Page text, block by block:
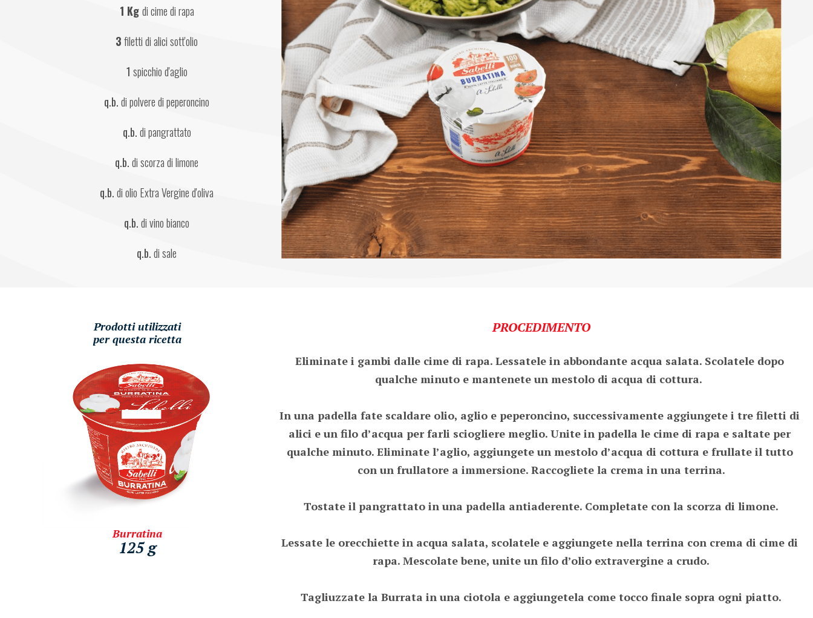
1 Kg di cime di rapa
3 filetti di alici sott'olio
1 spicchio d'aglio
q.b. di polvere di peperoncino
q.b. di pangrattato
q.b. di scorza di limone
q.b. di olio Extra Vergine d'oliva
q.b. di vino bianco
q.b. di sale
Prodotti utilizzati
per questa ricetta
Burratina
125 g
PROCEDIMENTO
Eliminate i gambi dalle cime di rapa. Lessatele in abbondante acqua salata. Scolatele dopo
qualche minuto e mantenete un mestolo di acqua di cottura.
In una padella fate scaldare olio, aglio e peperoncino, successivamente aggiungete i tre filetti di
alici e un filo d’acqua per farli sciogliere meglio. Unite in padella le cime di rapa e saltate per
qualche minuto. Eliminate l’aglio, aggiungete un mestolo d’acqua di cottura e frullate il tutto
con un frullatore a immersione. Raccogliete la crema in una terrina.
Tostate il pangrattato in una padella antiaderente. Completate con la scorza di limone.
Lessate le orecchiette in acqua salata, scolatele e aggiungete nella terrina con crema di cime di
rapa. Mescolate bene, unite un filo d’olio extravergine a crudo.
Tagliuzzate la Burrata in una ciotola e aggiungetela come tocco finale sopra ogni piatto.